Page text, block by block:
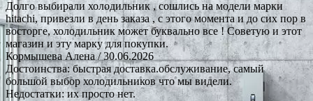
Долго выбирали холодильник , сошлись на модели марки
hitachi, привезли в день заказа , с этого момента и до сих пор в
восторге, холодильник может буквально все ! Советую и этот
магазин и эту марку для покупки.
Кормышева Алена/ 30.06.2026
Достоинства: быстрая доставка.обслуживание, самый
большой выбор холодильников что мы видели.
Недостатки: их просто нет.